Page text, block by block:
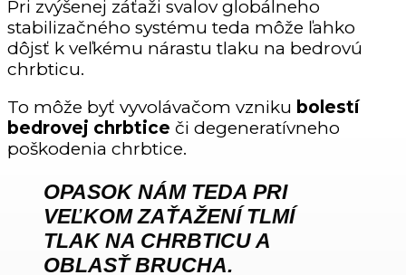
Pri zvýšenej záťaži svalov globálneho
stabilizačného systému teda môže ľahko
dôjsť k veľkému nárastu tlaku na bedrovú
chrbticu.
To môže byť vyvolávačom vzniku bolestí
bedrovej chrbtice či degeneratívneho
poškodenia chrbtice.
OPASOK NÁM TEDA PRI
VEĽKOM ZAŤAŽENÍ TLMÍ
TLAK NA CHRBTICU A
OBLASŤ BRUCHA.